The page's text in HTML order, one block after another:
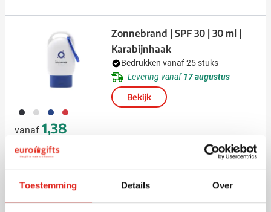
Toestemming Details Over
001 002 005 008
vanaf 1,38
Zonnebrand | SPF 30 | 30 ml |
Karabijnhaak
Bedrukken vanaf 25 stuks
Levering vanaf17 augustus
Bekijk
Nieuw
Zonnecrème Sunprotect SPF 30
- 50 ml (vanaf 100 stuks)